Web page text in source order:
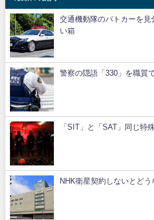
交通機動隊のパトカーを見
い箱
警察の隠語「330」を職質
「SIT」と「SAT」同じ特
NHK衛星契約しないとど